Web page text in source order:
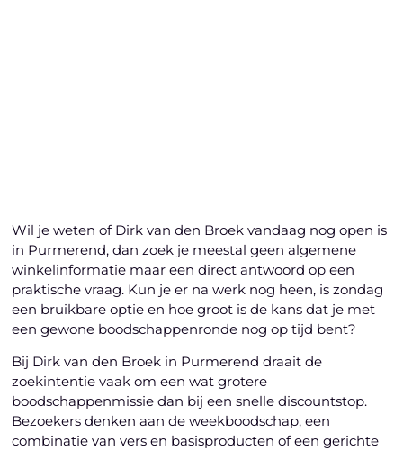
Wil je weten of Dirk van den Broek vandaag nog open is
in Purmerend, dan zoek je meestal geen algemene
winkelinformatie maar een direct antwoord op een
praktische vraag. Kun je er na werk nog heen, is zondag
een bruikbare optie en hoe groot is de kans dat je met
een gewone boodschappenronde nog op tijd bent?
Bij Dirk van den Broek in Purmerend draait de
zoekintentie vaak om een wat grotere
boodschappenmissie dan bij een snelle discountstop.
Bezoekers denken aan de weekboodschap, een
combinatie van vers en basisproducten of een gerichte